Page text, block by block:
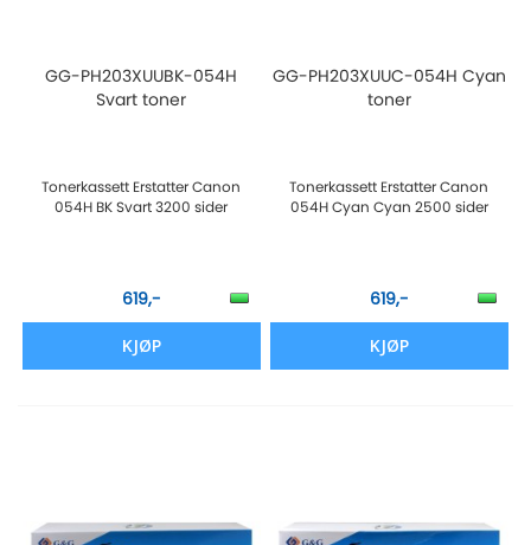
GG-PH203XUUBK-054H
Svart toner
Tonerkassett Erstatter Canon
054H BK Svart 3200 sider
619,-
KJØP
GG-PH203XUUC-054H Cyan
toner
Tonerkassett Erstatter Canon
054H Cyan Cyan 2500 sider
619,-
KJØP